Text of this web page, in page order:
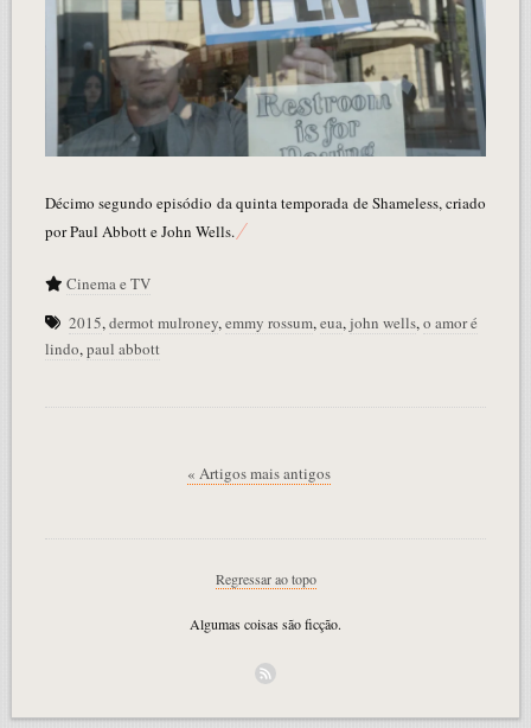
Décimo segundo episódio da quinta temporada de Shameless, criado
por Paul Abbott e John Wells.
Cinema e TV
2015,dermot mulroney,emmy rossum,eua,john wells,o amor é
lindo,paul abbott
« Artigos mais antigos
Regressar ao topo
Algumas coisas são ficção.